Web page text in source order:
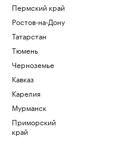
Пермский край
Ростов-на-Дону
Татарстан
Тюмень
Черноземье
Кавказ
Карелия
Мурманск
Приморский
край